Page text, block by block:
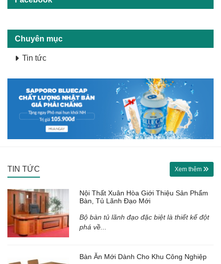
Chuyên mục
Tin tức
TIN TỨC Xem thêm
Nội Thất Xuân Hòa Giới Thiệu Sản Phẩm
Bàn, Tủ Lãnh Đạo Mới
Bộ bàn tủ lãnh đạo đặc biệt là thiết kế đột
phá về...
Bàn Ăn Mới Dành Cho Khu Công Nghiệp